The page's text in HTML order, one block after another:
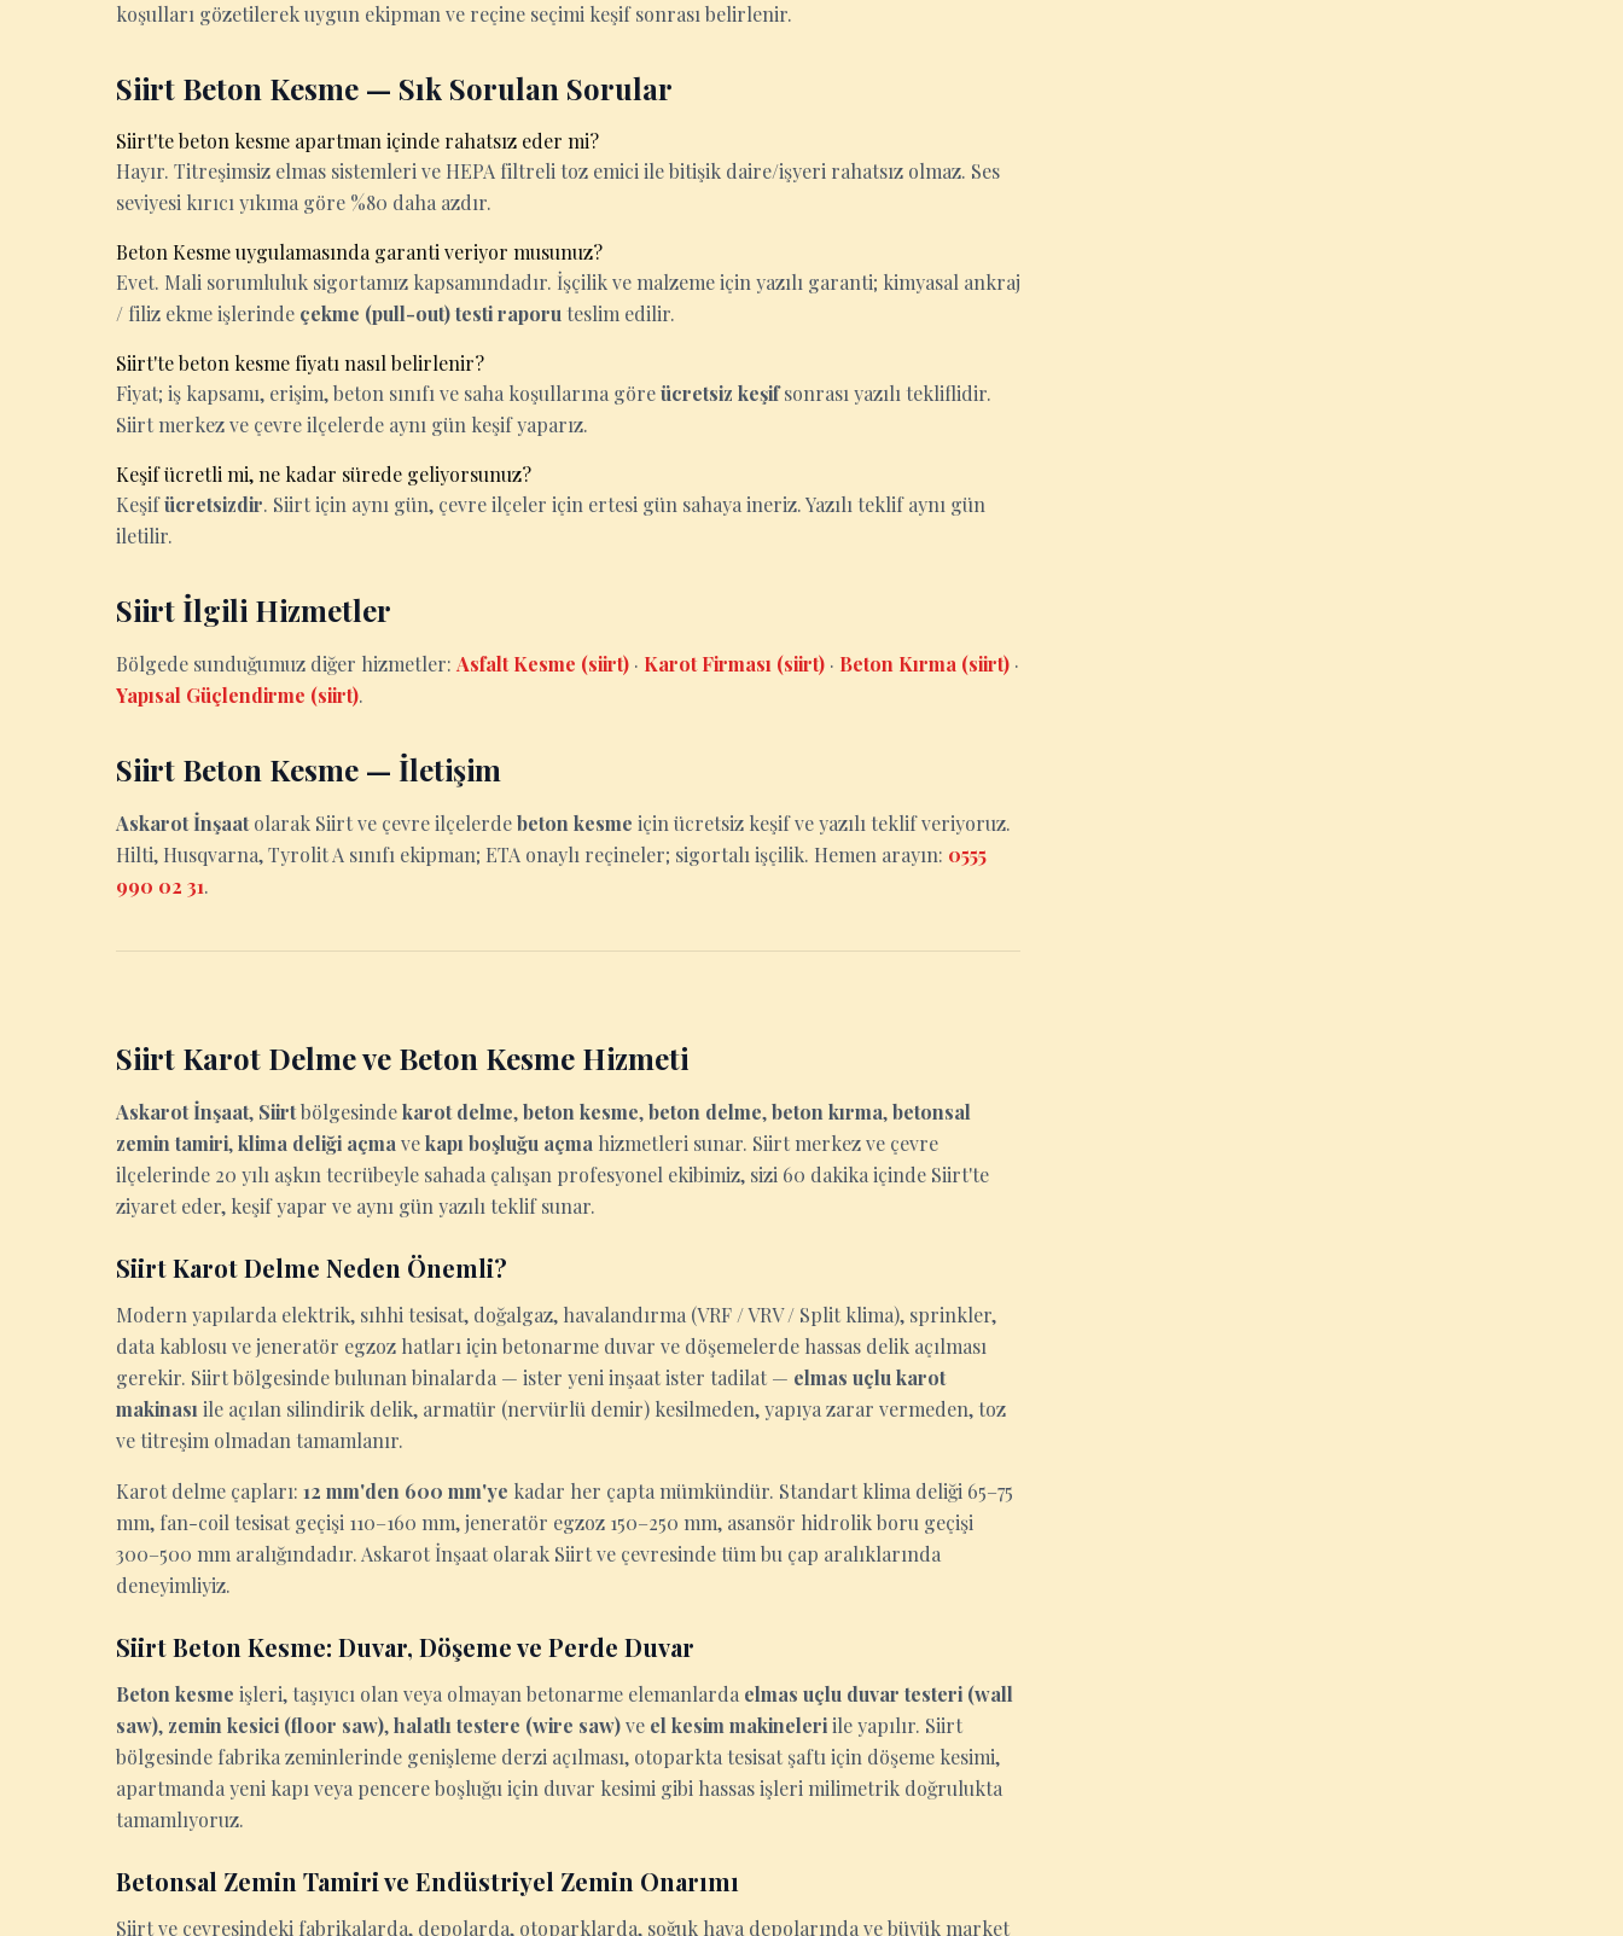
koşulları gözetilerek uygun ekipman ve reçine seçimi keşif sonrası belirlenir.
Siirt Beton Kesme — Sık Sorulan Sorular
Siirt'te beton kesme apartman içinde rahatsız eder mi?
Hayır. Titreşimsiz elmas sistemleri ve HEPA filtreli toz emici ile bitişik daire/işyeri rahatsız olmaz. Ses
seviyesi kırıcı yıkıma göre %80 daha azdır.
Beton Kesme uygulamasında garanti veriyor musunuz?
Evet. Mali sorumluluk sigortamız kapsamındadır. İşçilik ve malzeme için yazılı garanti; kimyasal ankraj
/ filiz ekme işlerinde çekme (pull-out) testi raporu teslim edilir.
Siirt'te beton kesme fiyatı nasıl belirlenir?
Fiyat; iş kapsamı, erişim, beton sınıfı ve saha koşullarına göreücretsiz keşifsonrası yazılı tekliflidir.
Siirt merkez ve çevre ilçelerde aynı gün keşif yaparız.
Keşif ücretli mi, ne kadar sürede geliyorsunuz?
Keşifücretsizdir. Siirt için aynı gün, çevre ilçeler için ertesi gün sahaya ineriz. Yazılı teklif aynı gün
iletilir.
Siirt İlgili Hizmetler
Bölgede sunduğumuz diğer hizmetler: Asfalt Kesme (siirt) · Karot Firması (siirt) · Beton Kırma (siirt) ·
Yapısal Güçlendirme (siirt).
Siirt Beton Kesme — İletişim
Askarot İnşaatolarak Siirt ve çevre ilçelerdebeton kesme için ücretsiz keşif ve yazılı teklif veriyoruz.
Hilti, Husqvarna, Tyrolit A sınıfı ekipman; ETA onaylı reçineler; sigortalı işçilik. Hemen arayın: 0555
990 02 31.
Siirt Karot Delme ve Beton Kesme Hizmeti
Askarot İnşaat, Siirtbölgesindekarot delme,beton kesme,beton delme,beton kırma,betonsal
zemin tamiri,klima deliği açma vekapı boşluğu açma hizmetleri sunar. Siirt merkez ve çevre
ilçelerinde 20 yılı aşkın tecrübeyle sahada çalışan profesyonel ekibimiz, sizi 60 dakika içinde Siirt'te
ziyaret eder, keşif yapar ve aynı gün yazılı teklif sunar.
Siirt Karot Delme Neden Önemli?
Modern yapılarda elektrik, sıhhi tesisat, doğalgaz, havalandırma (VRF / VRV / Split klima), sprinkler,
data kablosu ve jeneratör egzoz hatları için betonarme duvar ve döşemelerde hassas delik açılması
gerekir. Siirt bölgesinde bulunan binalarda — ister yeni inşaat ister tadilat — elmas uçlu karot
makinası ile açılan silindirik delik, armatür (nervürlü demir) kesilmeden, yapıya zarar vermeden, toz
ve titreşim olmadan tamamlanır.
Karot delme çapları: 12 mm'den 600 mm'ye kadar her çapta mümkündür. Standart klima deliği 65–75
mm, fan-coil tesisat geçişi 110–160 mm, jeneratör egzoz 150–250 mm, asansör hidrolik boru geçişi
300–500 mm aralığındadır. Askarot İnşaat olarak Siirt ve çevresinde tüm bu çap aralıklarında
deneyimliyiz.
Siirt Beton Kesme: Duvar, Döşeme ve Perde Duvar
Beton kesme işleri, taşıyıcı olan veya olmayan betonarme elemanlarda elmas uçlu duvar testeri (wall
saw), zemin kesici (floor saw),halatlı testere (wire saw)ve el kesim makineleriile yapılır. Siirt
bölgesinde fabrika zeminlerinde genişleme derzi açılması, otoparkta tesisat şaftı için döşeme kesimi,
apartmanda yeni kapı veya pencere boşluğu için duvar kesimi gibi hassas işleri milimetrik doğrulukta
tamamlıyoruz.
Betonsal Zemin Tamiri ve Endüstriyel Zemin Onarımı
Siirt ve çevresindeki fabrikalarda, depolarda, otoparklarda, soğuk hava depolarında ve büyük market